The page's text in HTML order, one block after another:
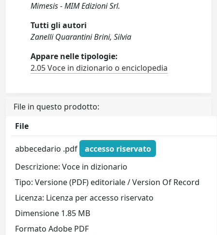
Mimesis - MIM Edizioni Srl.
Tutti gli autori
Zanelli Quarantini Brini, Silvia
Appare nelle tipologie:
2.05 Voce in dizionario o enciclopedia
File in questo prodotto:
File
abbecedario .pdf
accesso riservato
Descrizione: Voce in dizionario
Tipo: Versione (PDF) editoriale / Version Of Record
Licenza: Licenza per accesso riservato
Dimensione 1.85 MB
Formato Adobe PDF